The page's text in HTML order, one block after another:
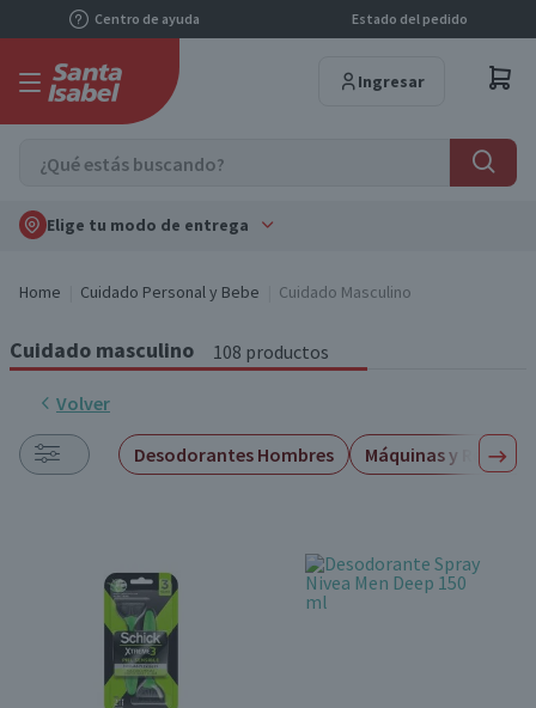
Centro de ayuda Estado del pedido
Ingresar
Elige tu modo de entrega
Home Cuidado Personal y Bebe Cuidado Masculino
Cuidado masculino 108 productos
Volver
Desodorantes Hombres Máquinas y